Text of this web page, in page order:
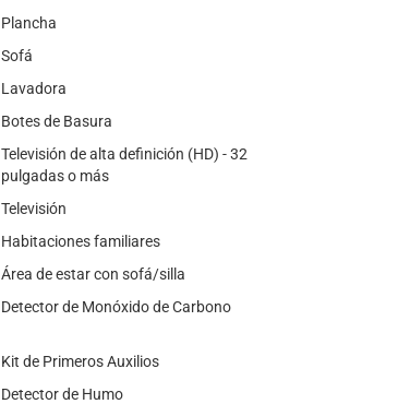
Plancha
Sofá
Lavadora
Botes de Basura
Televisión de alta definición (HD) - 32
pulgadas o más
Televisión
Habitaciones familiares
Área de estar con sofá/silla
Detector de Monóxido de Carbono
Kit de Primeros Auxilios
Detector de Humo